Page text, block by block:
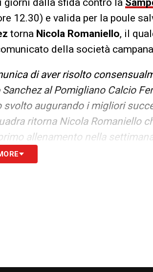
giorni dalla sfida contro la
12.30) e valida per la poule
torna Nicola Romaniello, il
della società
di aver risolto
al Pomigliano Calcio
augurando i migliori
ritorna Nicola Romaniello
allenamento nella